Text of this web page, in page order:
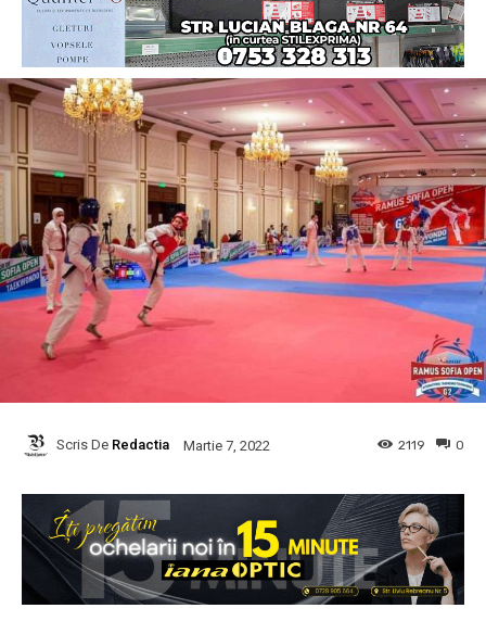
Scris De Redactia Martie 7, 2022 0
2119